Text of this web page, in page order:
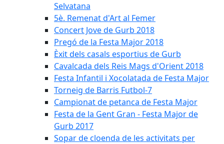
Selvatana
5è. Remenat d'Art al Femer
Concert Jove de Gurb 2018
Pregó de la Festa Major 2018
Èxit dels casals esportius de Gurb
Cavalcada dels Reis Mags d'Orient 2018
Festa Infantil i Xocolatada de Festa Major
Torneig de Barris Futbol-7
Campionat de petanca de Festa Major
Festa de la Gent Gran - Festa Major de
Gurb 2017
Sopar de cloenda de les activitats per